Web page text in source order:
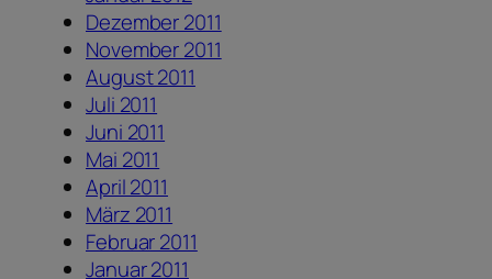
Dezember 2011
November 2011
August 2011
Juli 2011
Juni 2011
Mai 2011
April 2011
März 2011
Februar 2011
Januar 2011